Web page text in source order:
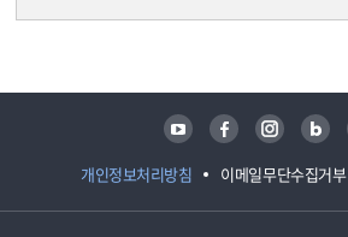
개인정보처리방침 이메일무단수집거부
유튜브 페이스북 인스타그램 블로그